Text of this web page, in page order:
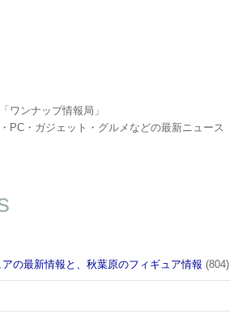
ワンナップ情報局」
PC・ガジェット・グルメなどの最新ニュース
アの最新情報と、秋葉原のフィギュア情報 (804)